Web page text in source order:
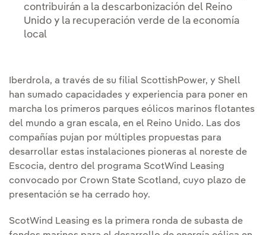
contribuirán a la descarbonización del Reino
Unido y la recuperación verde de la economía
local
Iberdrola, a través de su filial ScottishPower, y Shell
han sumado capacidades y experiencia para poner en
marcha los primeros parques eólicos marinos flotantes
del mundo a gran escala, en el Reino Unido. Las dos
compañías pujan por múltiples propuestas para
desarrollar estas instalaciones pioneras al noreste de
Escocia, dentro del programa ScotWind Leasing
convocado por Crown State Scotland, cuyo plazo de
presentación se ha cerrado hoy.
ScotWind Leasing es la primera ronda de subasta de